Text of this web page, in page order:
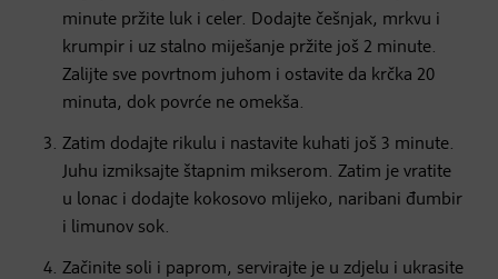
minute pržite luk i celer. Dodajte češnjak, mrkvu i
krumpir i uz stalno miješanje pržite još 2 minute.
Zalijte sve povrtnom juhom i ostavite da krčka 20
minuta, dok povrće ne omekša.
Zatim dodajte rikulu i nastavite kuhati još 3 minute.
Juhu izmiksajte štapnim mikserom. Zatim je vratite
u lonac i dodajte kokosovo mlijeko, naribani đumbir
i limunov sok.
Začinite soli i paprom, servirajte je u zdjelu i ukrasite